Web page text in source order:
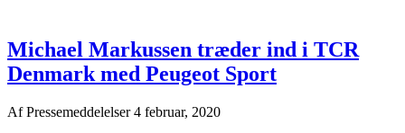
Michael Markussen træder ind i TCR
Denmark med Peugeot Sport
AfPressemeddelelser4 februar, 2020